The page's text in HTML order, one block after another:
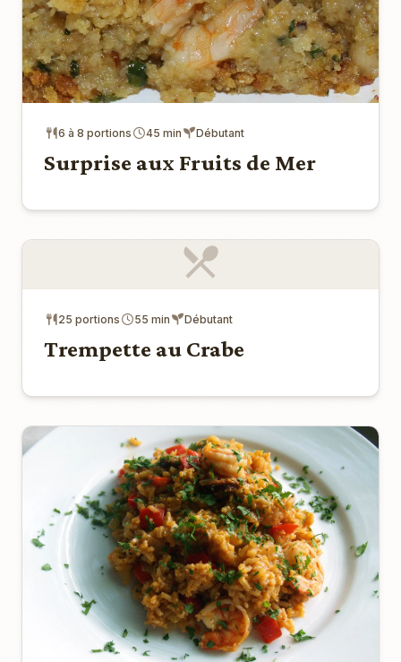
6 à 8 portions 45 min Débutant
Surprise aux Fruits de Mer
25 portions 55 min Débutant
Trempette au Crabe